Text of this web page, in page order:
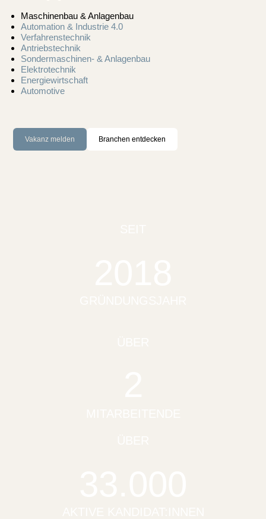
Maschinenbau & Anlagenbau
Automation & Industrie 4.0
Verfahrenstechnik
Antriebstechnik
Sondermaschinen- & Anlagenbau
Elektrotechnik
Energiewirtschaft
Automotive
Vakanz melden Branchen entdecken